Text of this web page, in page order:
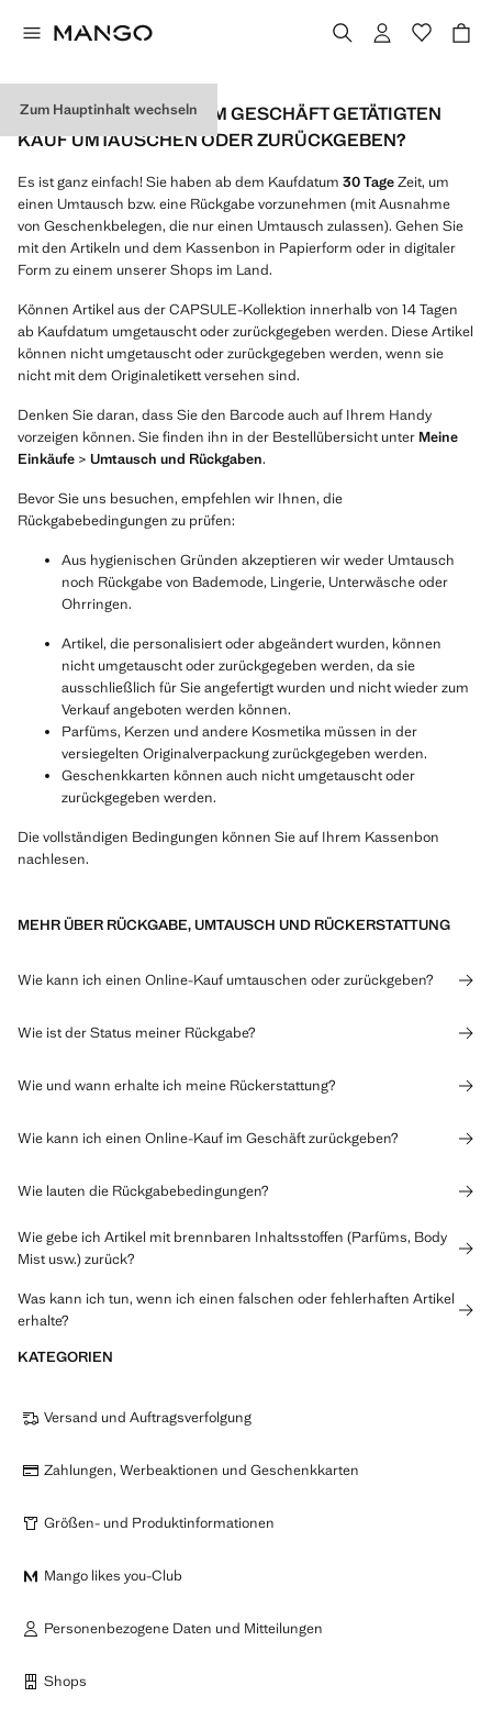
Zum Hauptinhalt wechseln
WIE KANN ICH EINEN IM GESCHÄFT GETÄTIGTEN
KAUF UMTAUSCHEN ODER ZURÜCKGEBEN?
Es ist ganz einfach! Sie haben ab dem Kaufdatum 30 TageZeit, um
einen Umtausch bzw. eine Rückgabe vorzunehmen (mit Ausnahme
von Geschenkbelegen, die nur einen Umtausch zulassen). Gehen Sie
mit den Artikeln und dem Kassenbon in Papierform oder in digitaler
Form zu einem unserer Shops im Land.
Können Artikel aus der CAPSULE-Kollektion innerhalb von 14 Tagen
ab Kaufdatum umgetauscht oder zurückgegeben werden. Diese Artikel
können nicht umgetauscht oder zurückgegeben werden, wenn sie
nicht mit dem Originaletikett versehen sind.
Denken Sie daran, dass Sie den Barcode auch auf Ihrem Handy
vorzeigen können. Sie finden ihn in der Bestellübersicht unter Meine
Einkäufe > Umtausch und Rückgaben.
Bevor Sie uns besuchen, empfehlen wir Ihnen, die
Rückgabebedingungen zu prüfen:
Aus hygienischen Gründen akzeptieren wir weder Umtausch
noch Rückgabe von Bademode, Lingerie, Unterwäsche oder
Ohrringen.
Artikel, die personalisiert oder abgeändert wurden, können
nicht umgetauscht oder zurückgegeben werden, da sie
ausschließlich für Sie angefertigt wurden und nicht wieder zum
Verkauf angeboten werden können.
Parfüms, Kerzen und andere Kosmetika müssen in der
versiegelten Originalverpackung zurückgegeben werden.
Geschenkkarten können auch nicht umgetauscht oder
zurückgegeben werden.
Die vollständigen Bedingungen können Sie auf Ihrem Kassenbon
nachlesen.
MEHR ÜBER RÜCKGABE, UMTAUSCH UND RÜCKERSTATTUNG
Wie kann ich einen Online-Kauf umtauschen oder zurückgeben?
Wie ist der Status meiner Rückgabe?
Wie und wann erhalte ich meine Rückerstattung?
Wie kann ich einen Online-Kauf im Geschäft zurückgeben?
Wie lauten die Rückgabebedingungen?
Wie gebe ich Artikel mit brennbaren Inhaltsstoffen (Parfüms, Body
Mist usw.) zurück?
Was kann ich tun, wenn ich einen falschen oder fehlerhaften Artikel
erhalte?
KATEGORIEN
Versand und Auftragsverfolgung
Zahlungen, Werbeaktionen und Geschenkkarten
Größen- und Produktinformationen
Mango likes you-Club
Personenbezogene Daten und Mitteilungen
Shops